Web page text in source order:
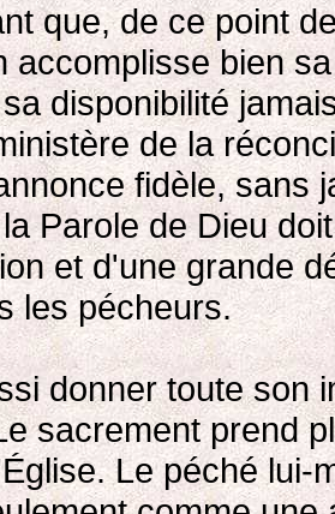
que, de ce point
accomplisse bien
disponibilité
de la
fidèle, sans
Parole de Dieu
et d'une grande
les pécheurs.
donner toute son
sacrement prend
Le péché lui-